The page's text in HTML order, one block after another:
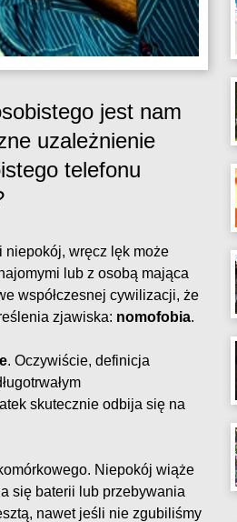
jest nam
uzależnienie
telefonu
niepokój, wręcz lęk może
lub z osobą mająca
współczesnej cywilizacji, że
zjawiska: nomofobia.
. Oczywiście, definicja
skutecznie odbija się na
Niepokój wiąże
się baterii lub przebywania
nawet jeśli nie zgubiliśmy